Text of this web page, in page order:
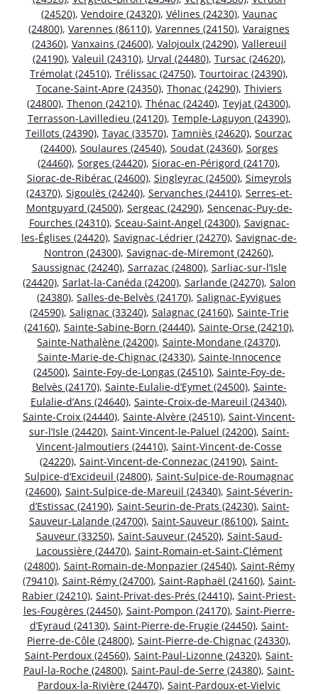
(24520), Vendoire (24320), Vélines (24230), Vaunac
(24800), Varennes (86110), Varennes (24150), Varaignes
(24360), Vanxains (24600), Valojoulx (24290), Vallereuil
(24190), Valeuil (24310), Urval (24480), Tursac (24620),
Trémolat (24510), Trélissac (24750), Tourtoirac (24390),
Tocane-Saint-Apre (24350), Thonac (24290), Thiviers
(24800), Thenon (24210), Thénac (24240), Teyjat (24300),
Terrasson-Lavilledieu (24120), Temple-Laguyon (24390),
Teillots (24390), Tayac (33570), Tamniès (24620), Sourzac
(24400), Soulaures (24540), Soudat (24360), Sorges
(24460), Sorges (24420), Siorac-en-Périgord (24170),
Siorac-de-Ribérac (24600), Singleyrac (24500), Simeyrols
(24370), Sigoulès (24240), Servanches (24410), Serres-et-
Montguyard (24500), Sergeac (24290), Sencenac-Puy-de-
Fourches (24310), Sceau-Saint-Angel (24300), Savignac-
les-Églises (24420), Savignac-Lédrier (24270), Savignac-de-
Nontron (24300), Savignac-de-Miremont (24260),
Saussignac (24240), Sarrazac (24800), Sarliac-sur-l’Isle
(24420), Sarlat-la-Canéda (24200), Sarlande (24270), Salon
(24380), Salles-de-Belvès (24170), Salignac-Eyvigues
(24590), Salignac (33240), Salagnac (24160), Sainte-Trie
(24160), Sainte-Sabine-Born (24440), Sainte-Orse (24210),
Sainte-Nathalène (24200), Sainte-Mondane (24370),
Sainte-Marie-de-Chignac (24330), Sainte-Innocence
(24500), Sainte-Foy-de-Longas (24510), Sainte-Foy-de-
Belvès (24170), Sainte-Eulalie-d’Eymet (24500), Sainte-
Eulalie-d’Ans (24640), Sainte-Croix-de-Mareuil (24340),
Sainte-Croix (24440), Sainte-Alvère (24510), Saint-Vincent-
sur-l’Isle (24420), Saint-Vincent-le-Paluel (24200), Saint-
Vincent-Jalmoutiers (24410), Saint-Vincent-de-Cosse
(24220), Saint-Vincent-de-Connezac (24190), Saint-
Sulpice-d’Excideuil (24800), Saint-Sulpice-de-Roumagnac
(24600), Saint-Sulpice-de-Mareuil (24340), Saint-Séverin-
d’Estissac (24190), Saint-Seurin-de-Prats (24230), Saint-
Sauveur-Lalande (24700), Saint-Sauveur (86100), Saint-
Sauveur (33250), Saint-Sauveur (24520), Saint-Saud-
Lacoussière (24470), Saint-Romain-et-Saint-Clément
(24800), Saint-Romain-de-Monpazier (24540), Saint-Rémy
(79410), Saint-Rémy (24700), Saint-Raphaël (24160), Saint-
Rabier (24210), Saint-Privat-des-Prés (24410), Saint-Priest-
les-Fougères (24450), Saint-Pompon (24170), Saint-Pierre-
d’Eyraud (24130), Saint-Pierre-de-Frugie (24450), Saint-
Pierre-de-Côle (24800), Saint-Pierre-de-Chignac (24330),
Saint-Perdoux (24560), Saint-Paul-Lizonne (24320), Saint-
Paul-la-Roche (24800), Saint-Paul-de-Serre (24380), Saint-
Pardoux-la-Rivière (24470), Saint-Pardoux-et-Vielvic